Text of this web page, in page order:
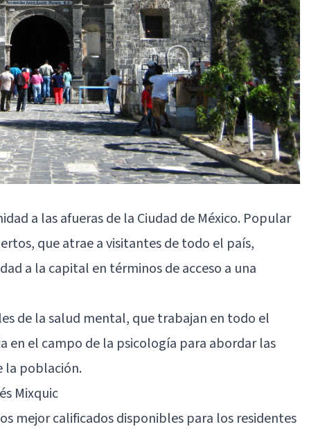
a las afueras de la Ciudad de México. Popular
que atrae a visitantes de todo el país,
a la capital en términos de acceso a una
de la salud mental, que trabajan en todo el
en el campo de la psicología para abordar las
la población.
Mixquic
mejor calificados disponibles para los residentes